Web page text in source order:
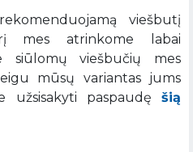
viešbutį
mes atrinkome labai
siūlomų viešbučių mes
mūsų variantas jums
užsisakyti paspaudę šią